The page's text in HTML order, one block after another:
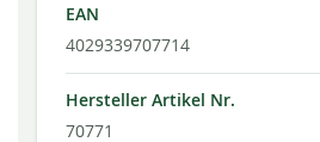
EAN
4029339707714
Hersteller Artikel Nr.
70771